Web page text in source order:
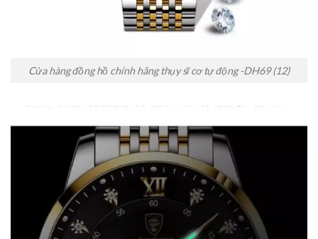
Cửa hàng đồng hồ chính hãng thụy sĩ cơ tự động -DH69 (12)